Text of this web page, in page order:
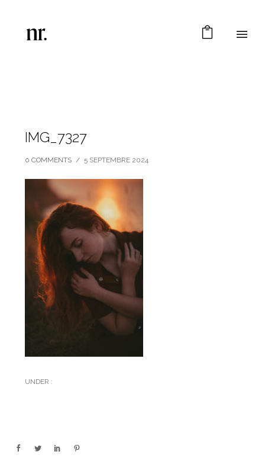
IMG_7327
0 COMMENTS / 5 SEPTEMBRE 2024
UNDER :